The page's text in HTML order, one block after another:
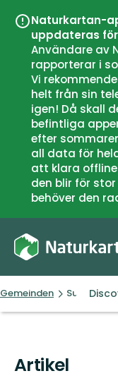
Naturkartan-
uppdateras
Användare av
rapporterar i
Vi
helt från sin
igen! Då skall
befintliga
efter
all data för
att klara
den blir för
behöver den
Gemeinden
Artikel